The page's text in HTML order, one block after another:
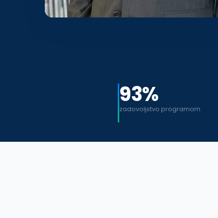
93%
zadovoljstvo programom